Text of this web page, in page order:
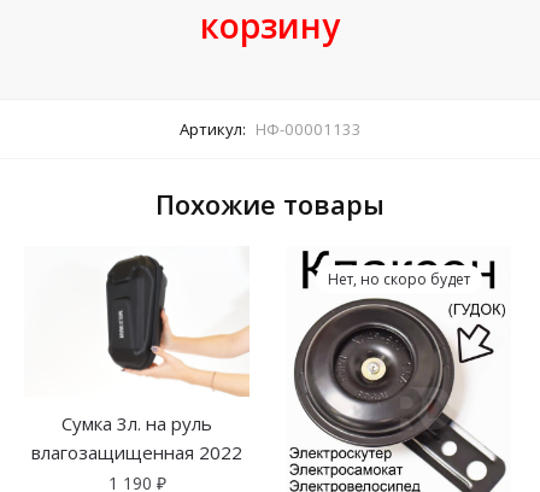
корзину
Артикул: НФ-00001133
Похожие товары
Сумка 3л. на руль
влагозащищенная 2022
1 190 ₽
Нет, но скоро будет